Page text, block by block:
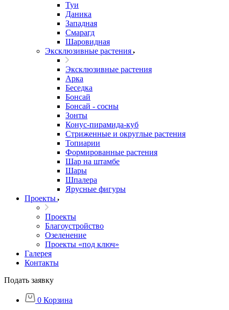
Туи
Даника
Западная
Смарагд
Шаровидная
Эксклюзивные растения
Эксклюзивные растения
Арка
Беседка
Бонсай
Бонсай - сосны
Зонты
Конус-пирамида-куб
Стриженные и округлые растения
Топиарии
Формированные растения
Шар на штамбе
Шары
Шпалера
Ярусные фигуры
Проекты
Проекты
Благоустройство
Озеленение
Проекты «под ключ»
Галерея
Контакты
Подать заявку
0 Корзина